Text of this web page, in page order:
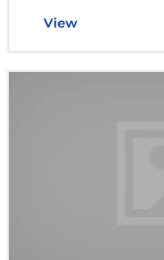
View